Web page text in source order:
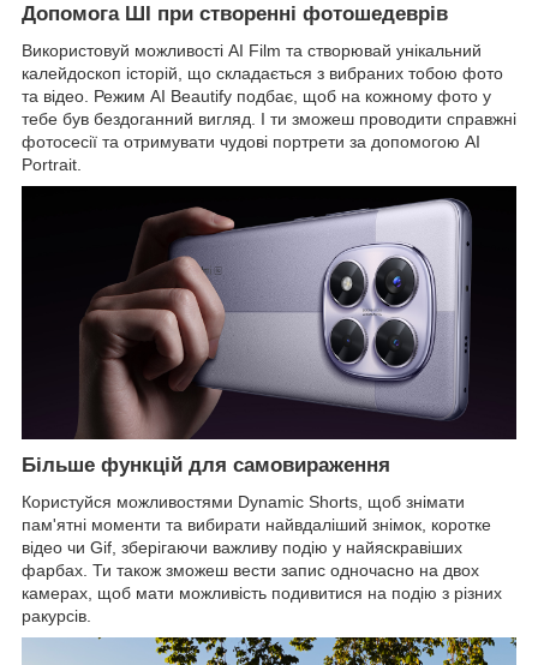
Допомога ШІ при створенні фотошедеврів
Використовуй можливості AI Film та створювай унікальний
калейдоскоп історій, що складається з вибраних тобою фото
та відео. Режим AI Beautify подбає, щоб на кожному фото у
тебе був бездоганний вигляд. І ти зможеш проводити справжні
фотосесії та отримувати чудові портрети за допомогою AI
Portrait.
Більше функцій для самовираження
Користуйся можливостями Dynamic Shorts, щоб знімати
пам'ятні моменти та вибирати найвдаліший знімок, коротке
відео чи Gif, зберігаючи важливу подію у найяскравіших
фарбах. Ти також зможеш вести запис одночасно на двох
камерах, щоб мати можливість подивитися на подію з різних
ракурсів.